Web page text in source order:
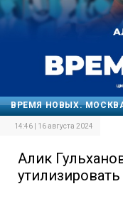
ВРЕМЯ НОВЫХ.
14:46 | 16 августа 2024
Алик